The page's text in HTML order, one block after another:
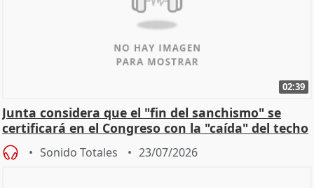
02:39
Junta considera que el "fin del sanchismo" se
certificará en el Congreso con la "caída" del techo
de
Sonido Totales 23/07/2026